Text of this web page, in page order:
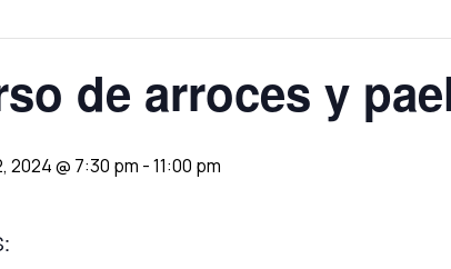
de arroces y
2024 @ 7:30 pm -11:00 pm